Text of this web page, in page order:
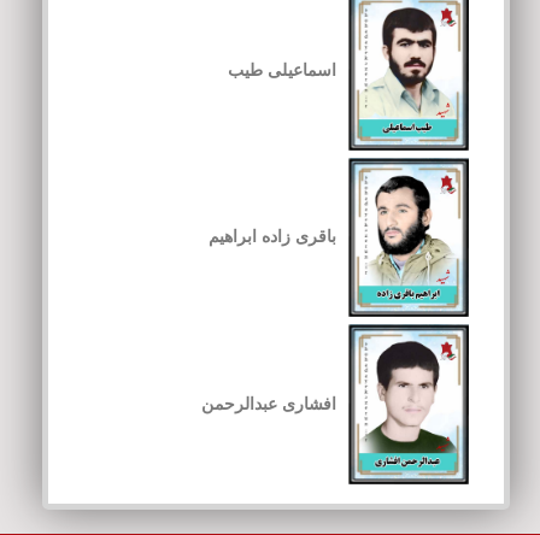
اسماعیلی طیب
باقری زاده ابراهیم
افشاری عبدالرحمن